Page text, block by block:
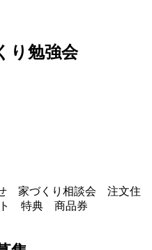
り勉強会